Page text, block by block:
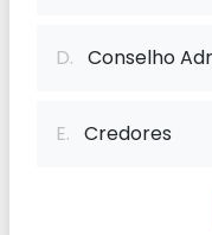
D. Conselho
E. Credores